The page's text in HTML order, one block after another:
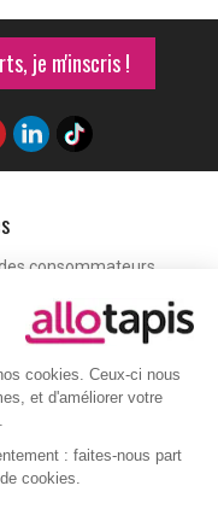
cookies. Ceux-ci nous
et d'améliorer votre
: faites-nous part
cookies.
je m'inscris !
consommateurs
Labels de qualité
Vos avantages
contacter